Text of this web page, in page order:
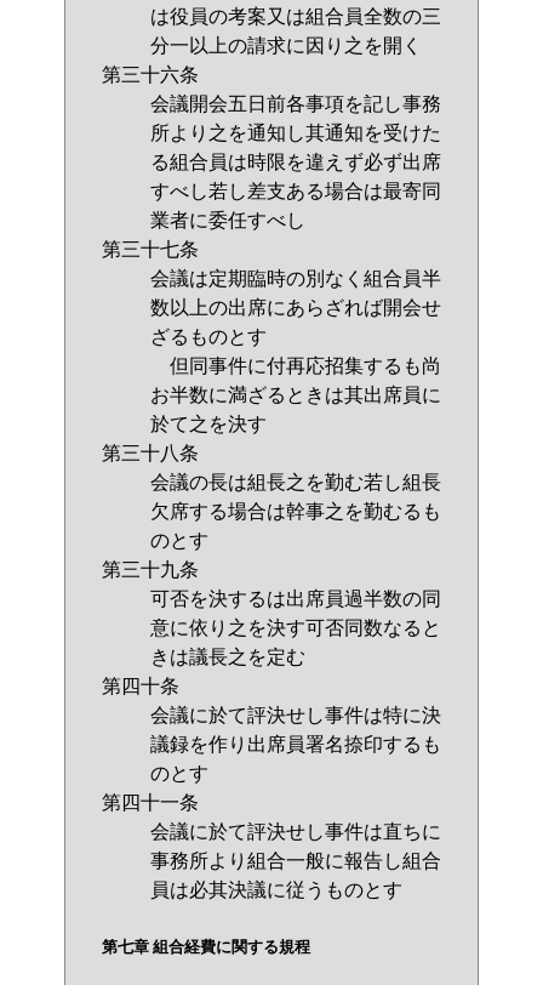
は役員の考案又は組合員全数の三
分一以上の請求に因り之を開く
第三十六条
会議開会五日前各事項を記し事務
所より之を通知し其通知を受けた
る組合員は時限を違えず必ず出席
すべし若し差支ある場合は最寄同
業者に委任すべし
第三十七条
会議は定期臨時の別なく組合員半
数以上の出席にあらざれば開会せ
ざるものとす
但同事件に付再応招集するも尚
お半数に満ざるときは其出席員に
於て之を決す
第三十八条
会議の長は組長之を勤む若し組長
欠席する場合は幹事之を勤むるも
のとす
第三十九条
可否を決するは出席員過半数の同
意に依り之を決す可否同数なると
きは議長之を定む
第四十条
会議に於て評決せし事件は特に決
議録を作り出席員署名捺印するも
のとす
第四十一条
会議に於て評決せし事件は直ちに
事務所より組合一般に報告し組合
員は必其決議に従うものとす
第七章 組合経費に関する規程